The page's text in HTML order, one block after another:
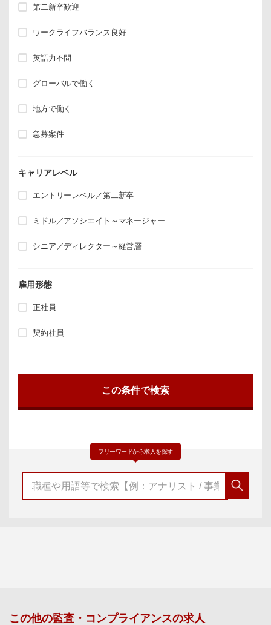
第二新卒歓迎
ワークライフバランス良好
英語力不問
グローバルで働く
地方で働く
急募案件
キャリアレベル
エントリーレベル／第二新卒
ミドル／アソシエイト～マネージャー
シニア／ディレクター～経営層
雇用形態
正社員
契約社員
フリーワードから求人を探す
この他の監査・コンプライアンスの求人